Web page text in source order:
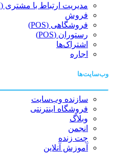
مدیریت ارتباط با مشتری (CRM)
فروش
فروشگاهی (POS)
رستوران (POS)
اشتراک‌ها
اجاره
وب‌سایت‌ها
سازنده وب‌سایت
فروشگاه اینترنتی
وبلاگ
انجمن
چت زنده
آموزش آنلاین